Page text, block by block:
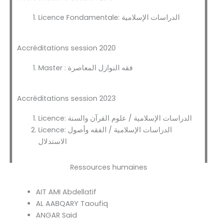
Licence Fondamentale: الدراسات الإسلامية
Accréditations session 2020
Master : فقه النوازل المعاصرة
Accréditations session 2023
Licence: الدراسات الإسلامية / علوم القرآن والسنة
Licence: الدراسات الإسلامية / الفقه وأصول
الاستدلال
Ressources humaines
AIT AMI Abdellatif
AL AABQARY Taoufiq
ANGAR Said